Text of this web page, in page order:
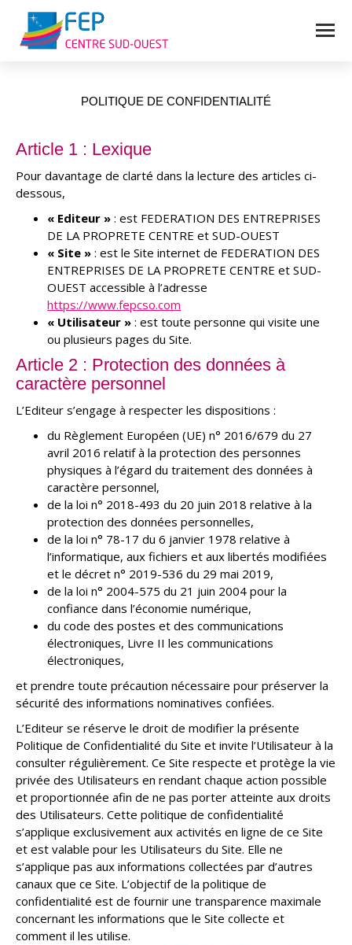
POLITIQUE DE CONFIDENTIALITÉ
Article 1 : Lexique
Pour davantage de clarté dans la lecture des articles ci-
dessous,
« Editeur » : est FEDERATION DES ENTREPRISES
DE LA PROPRETE CENTRE et SUD-OUEST
« Site » : est le Site internet de FEDERATION DES
ENTREPRISES DE LA PROPRETE CENTRE et SUD-
OUEST accessible à l’adresse
https://www.fepcso.com
« Utilisateur » : est toute personne qui visite une
ou plusieurs pages du Site.
Article 2 : Protection des données à
caractère personnel
L’Editeur s’engage à respecter les dispositions :
du Règlement Européen (UE) n° 2016/679 du 27
avril 2016 relatif à la protection des personnes
physiques à l’égard du traitement des données à
caractère personnel,
de la loi n° 2018-493 du 20 juin 2018 relative à la
protection des données personnelles,
de la loi n° 78-17 du 6 janvier 1978 relative à
l’informatique, aux fichiers et aux libertés modifiées
et le décret n° 2019-536 du 29 mai 2019,
de la loi n° 2004-575 du 21 juin 2004 pour la
confiance dans l’économie numérique,
du code des postes et des communications
électroniques, Livre II les communications
électroniques,
et prendre toute précaution nécessaire pour préserver la
sécurité des informations nominatives confiées.
L’Editeur se réserve le droit de modifier la présente
Politique de Confidentialité du Site et invite l’Utilisateur à la
consulter régulièrement. Ce Site respecte et protège la vie
privée des Utilisateurs en rendant chaque action possible
et proportionnée afin de ne pas porter atteinte aux droits
des Utilisateurs. Cette politique de confidentialité
s’applique exclusivement aux activités en ligne de ce Site
et est valable pour les Utilisateurs du Site. Elle ne
s’applique pas aux informations collectées par d’autres
canaux que ce Site. L’objectif de la politique de
confidentialité est de fournir une transparence maximale
concernant les informations que le Site collecte et
comment il les utilise.